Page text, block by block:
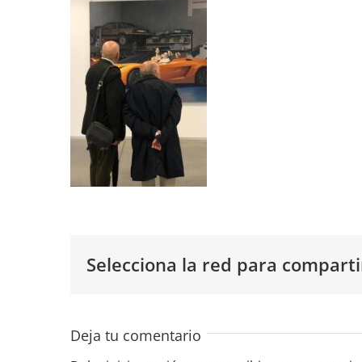
Selecciona la red para
Deja tu comentario